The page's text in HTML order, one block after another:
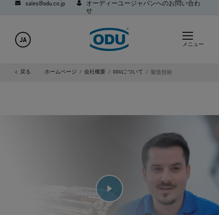
sales@odu.co.jp
オーディーユージャパンへのお問い合わ
せ
JA
メニュー
戻る ホームページ 会社概要 ODUについて 製造技術